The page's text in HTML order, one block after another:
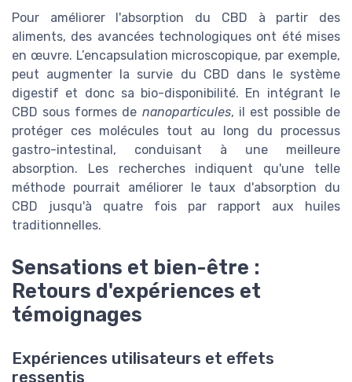
Pour améliorer l'absorption du CBD à partir des
aliments, des avancées technologiques ont été mises
en œuvre. L’encapsulation microscopique, par exemple,
peut augmenter la survie du CBD dans le système
digestif et donc sa bio-disponibilité. En intégrant le
CBD sous formes de nanoparticules, il est possible de
protéger ces molécules tout au long du processus
gastro-intestinal, conduisant à une meilleure
absorption. Les recherches indiquent qu'une telle
méthode pourrait améliorer le taux d'absorption du
CBD jusqu'à quatre fois par rapport aux huiles
traditionnelles.
Sensations et bien-être :
Retours d'expériences et
témoignages
Expériences utilisateurs et effets
ressentis